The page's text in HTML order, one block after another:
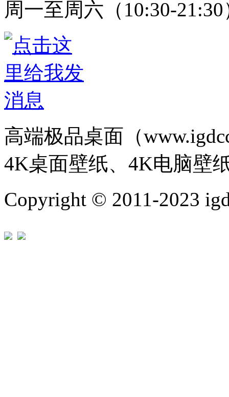
周一至周六（10:30-21:30
高端极品桌面（
4K桌面壁纸、4K电脑壁
Copyright © 2011-2023